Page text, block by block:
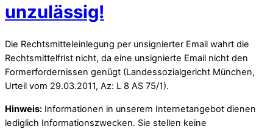
unzulässig!
Die Rechtsmitteleinlegung per unsignierter Email wahrt die
Rechtsmittelfrist nicht, da eine unsignierte Email nicht den
Formerfordernissen genügt (Landessozialgericht München,
Urteil vom 29.03.2011, Az: L 8 AS 75/1).
Hinweis: Informationen in unserem Internetangebot dienen
lediglich Informationszwecken. Sie stellen keine